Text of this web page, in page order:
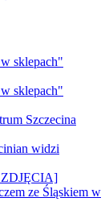
sklepach"
sklepach"
Szczecina
widzi
ZDJĘCIA]
ze Śląskiem w